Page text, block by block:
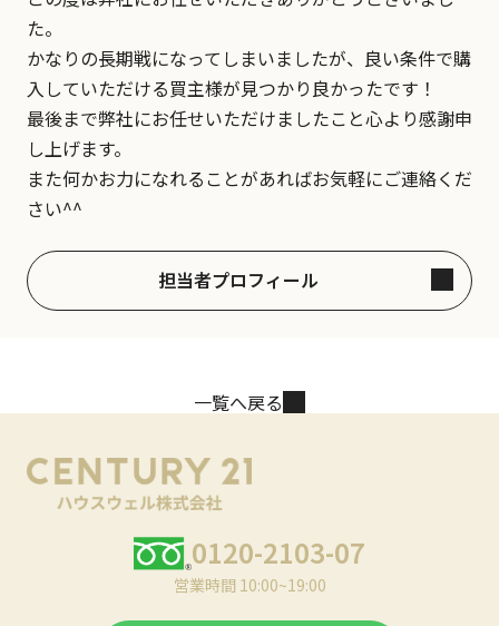
た。
かなりの長期戦になってしまいましたが、良い条件で購
入していただける買主様が見つかり良かったです！
最後まで弊社にお任せいただけましたこと心より感謝申
し上げます。
また何かお力になれることがあればお気軽にご連絡くだ
さい^^
担当者プロフィール
一覧へ戻る
0120-2103-07
営業時間 10:00~19:00